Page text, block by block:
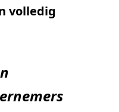
volledig